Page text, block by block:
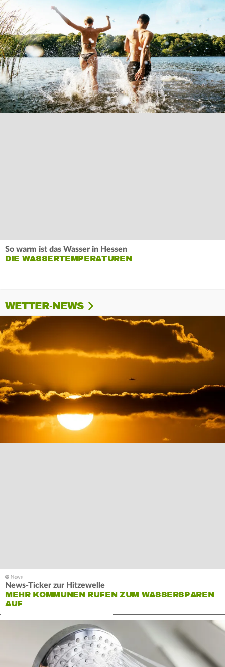
So warm ist das Wasser in Hessen
DIE WASSERTEMPERATUREN
WETTER-NEWS
News-Ticker zur Hitzewelle
MEHR KOMMUNEN RUFEN ZUM WASSERSPAREN
AUF